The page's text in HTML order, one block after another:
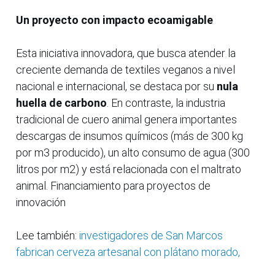
Un proyecto con impacto ecoamigable
Esta iniciativa innovadora, que busca atender la
creciente demanda de textiles veganos a nivel
nacional e internacional, se destaca por su nula
huella de carbono . En contraste, la industria
tradicional de cuero animal genera importantes
descargas de insumos químicos (más de 300 kg
por m3 producido), un alto consumo de agua (300
litros por m2) y está relacionada con el maltrato
animal. Financiamiento para proyectos de
innovación
Lee también: investigadores de San Marcos
fabrican cerveza artesanal con plátano morado,